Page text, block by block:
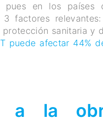
pues en los
factores
sanitaria y
puede afectar 44%
a la